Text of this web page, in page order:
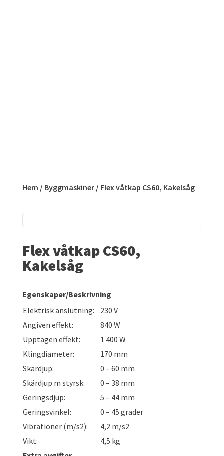
Hem / Byggmaskiner/ Flex våtkap CS60, Kakelsåg
Flex våtkap CS60,
Kakelsåg
Egenskaper/Beskrivning
Elektrisk anslutning:
230 V
Angiven effekt:
840 W
Upptagen effekt:
1 400 W
Klingdiameter:
170 mm
Skärdjup:
0 – 60 mm
Skärdjup m styrsk:
0 – 38 mm
Geringsdjup:
5 – 44 mm
Geringsvinkel:
0 – 45 grader
Vibrationer (m/s2):
4,2 m/s2
Vikt:
4,5 kg